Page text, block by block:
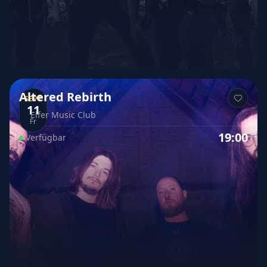
SEPT
11
Fr
Altered Rebirth
Elfer Music Club
Verfügbar
19:00